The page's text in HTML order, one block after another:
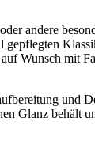
andere
gepflegten
Wunsch mit
und
Glanz behält